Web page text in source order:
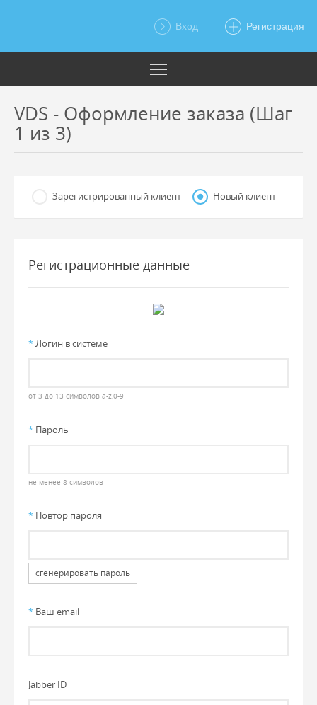
Вход Регистрация
VDS - Оформление заказа (Шаг
1 из 3)
Зарегистрированный клиент Новый клиент
Регистрационные данные
*Логин в системе
от 3 до 13 символов a-z,0-9
* Пароль
не менее 8 символов
* Повтор пароля
сгенерировать пароль
* Ваш email
Jabber ID